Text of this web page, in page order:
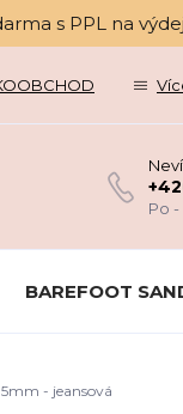
s PPL na
Po -
BAREFOOT
- jeansová